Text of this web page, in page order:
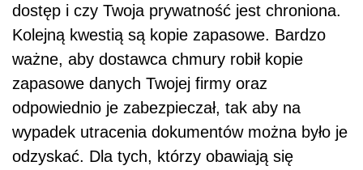
dostęp i czy Twoja prywatność jest chroniona.
Kolejną kwestią są kopie zapasowe. Bardzo
ważne, aby dostawca chmury robił kopie
zapasowe danych Twojej firmy oraz
odpowiednio je zabezpieczał, tak aby na
wypadek utracenia dokumentów można było je
odzyskać. Dla tych, którzy obawiają się